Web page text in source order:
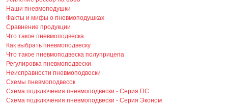
Наши пневмоподушки
Факты и мифы о пневмоподушках
Сравнение продукции
Что такое пневмоподвеска
Как выбрать пневмоподвеску
Что такое пневмоподвеска полуприцепа
Регулировка пневмоподвески
Неисправности пневмоподвески
Схемы пневмоподвесок
Схема подключения пневмоподвески - Серия ПС
Схема подключения пневмоподвески - Серия Эконом